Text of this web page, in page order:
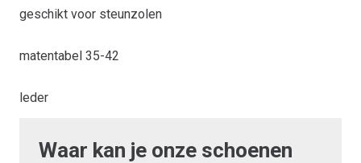
geschikt voor steunzolen
matentabel 35-42
leder
Waar kan je onze schoenen